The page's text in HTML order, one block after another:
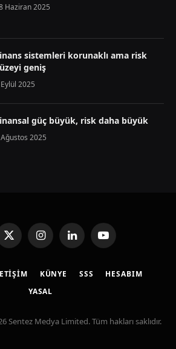
Haziran 2025
sistemleri korunaklı ama risk
geniş
2025
güç büyük, risk daha büyük
2025
X
(Twitter)
InstagramLinkedInYouTube
KÜNYE SSS
HESABIM
YASAL
Sentez Medya Limited. Tüm hakları saklıdır.